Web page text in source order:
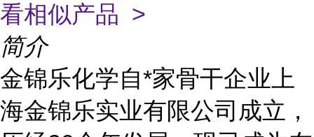
看相似产品 >
简介
金锦乐化学自*家骨干企业上
海金锦乐实业有限公司成立，